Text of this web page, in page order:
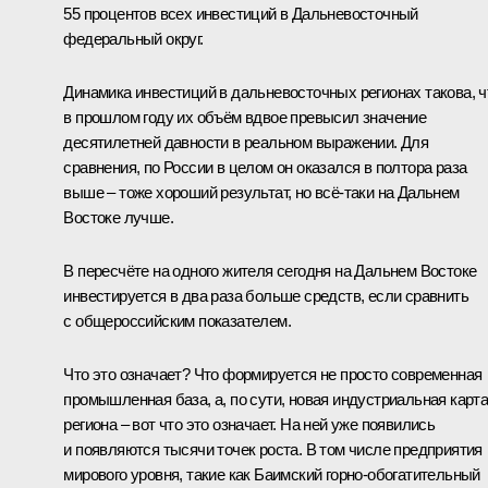
55 процентов всех инвестиций в Дальневосточный
федеральный округ.
Динамика инвестиций в дальневосточных регионах такова,
в прошлом году их объём вдвое превысил значение
десятилетней давности в реальном выражении. Для
сравнения, по России в целом он оказался в полтора раза
выше – тоже хороший результат, но всё-таки на Дальнем
Востоке лучше.
В пересчёте на одного жителя сегодня на Дальнем Востоке
инвестируется в два раза больше средств, если сравнить
с общероссийским показателем.
Что это означает? Что формируется не просто современная
промышленная база, а, по сути, новая индустриальная карта
региона – вот что это означает. На ней уже появились
и появляются тысячи точек роста. В том числе предприятия
мирового уровня, такие как Баимский горно-обогатительный